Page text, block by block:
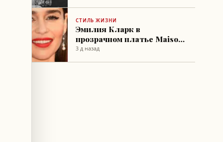
СТИЛЬ ЖИЗНИ
Эмилия Кларк в
прозрачном платье Maison
Margiela вызвала
3 д назад